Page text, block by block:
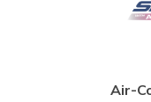
Air-